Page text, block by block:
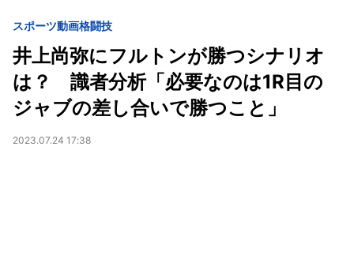
スポーツ動画格闘技
井上尚弥にフルトンが勝つシナリオ
は？ 識者分析「必要なのは1R目の
ジャブの差し合いで勝つこと」
2023.07.24 17:38